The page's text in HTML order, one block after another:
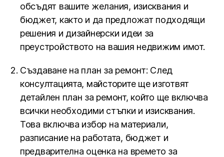
обсъдят вашите желания, изисквания и
бюджет, както и да предложат подходящи
решения и дизайнерски идеи за
преустройството на вашия недвижим имот.
Създаване на план за ремонт: След
консултацията, майсторите ще изготвят
детайлен план за ремонт, който ще включва
всички необходими стъпки и изисквания.
Това включва избор на материали,
разписание на работата, бюджет и
предварителна оценка на времето за